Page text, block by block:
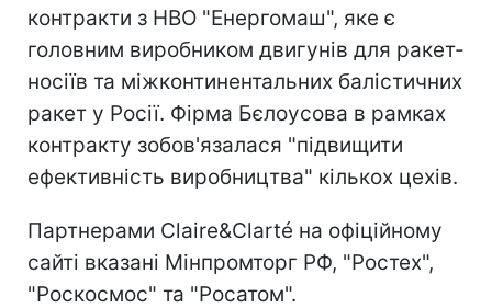
контракти з НВО "Енергомаш", яке є
головним виробником двигунів для ракет-
носіїв та міжконтинентальних балістичних
ракет у Росії. Фірма Бєлоусова в рамках
контракту зобов'язалася "підвищити
ефективність виробництва" кількох цехів.
Партнерами Claire&Clarté на офіційному
сайті вказані Мінпромторг РФ, "Ростех",
"Роскосмос" та "Росатом".